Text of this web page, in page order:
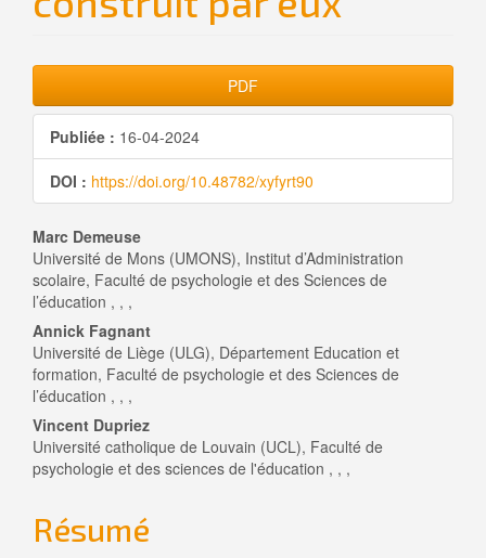
latérale
de
l'article
PDF
Publiée : 16-04-2024
DOI : https://doi.org/10.48782/xyfyrt90
Contenu
principal
de
l'article
Marc Demeuse
Université de Mons (UMONS), Institut d’Administration
scolaire, Faculté de psychologie et des Sciences de
l’éducation , , ,
Annick Fagnant
Université de Liège (ULG), Département Education et
formation, Faculté de psychologie et des Sciences de
l’éducation , , ,
Vincent Dupriez
Université catholique de Louvain (UCL), Faculté de
psychologie et des sciences de l'éducation , , ,
Résumé